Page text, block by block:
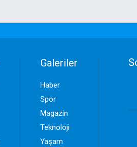
Galeriler
Haber
Spor
Magazin
Teknoloji
Yaşam